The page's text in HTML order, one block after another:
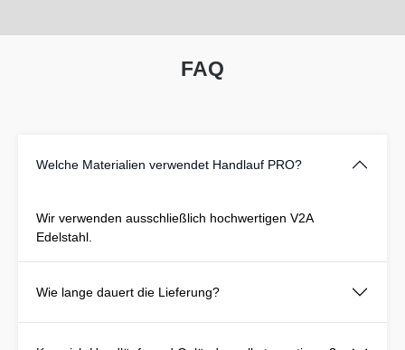
FAQ
Welche Materialien verwendet Handlauf PRO?
Wir verwenden ausschließlich hochwertigen V2A
Edelstahl.
Wie lange dauert die Lieferung?